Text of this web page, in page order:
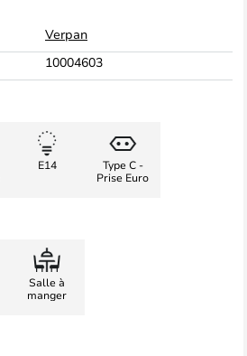
Verpan
10004603
E14
Type C -
Prise Euro
Salle à
manger